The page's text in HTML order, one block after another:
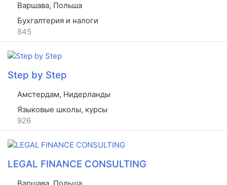
Варшава, Польша
Бухгалтерия и налоги
845
Step by Step
Амстердам, Нидерланды
Языковые школы, курсы
926
LEGAL FINANCE CONSULTING